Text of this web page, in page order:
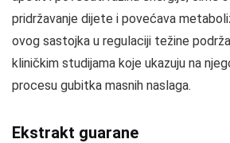
pridržavanje dijete i povećava
ovog sastojka u regulaciji težine
kliničkim studijama koje ukazuju na
procesu gubitka masnih naslaga.
Ekstrakt guarane